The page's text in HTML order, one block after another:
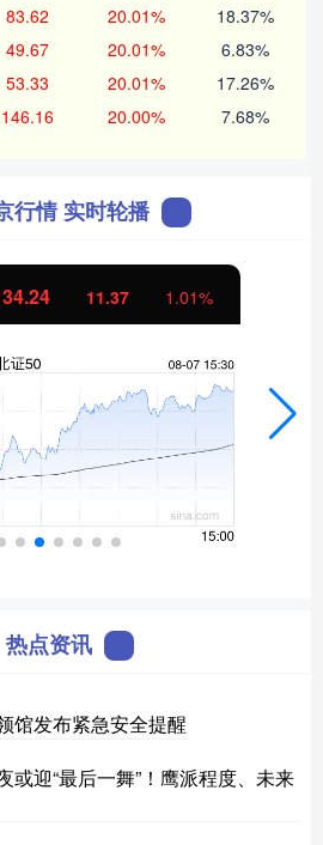
83.62 20.01% 18.37%
49.67 20.01% 6.83%
53.33 20.01% 17.26%
146.16 20.00% 7.68%
行情 实时轮播
11.37 1.01%
热点资讯
馆发布紧急安全提醒
或迎“最后一舞”！鹰派程度、未来